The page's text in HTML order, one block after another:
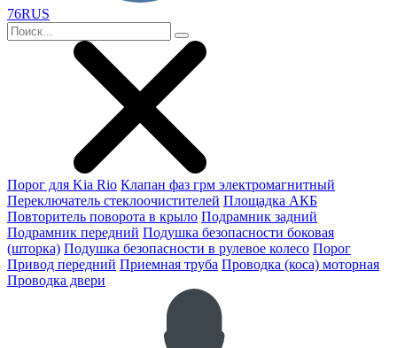
76RUS
Порог для Kia Rio Клапан фаз грм электромагнитный
Переключатель стеклоочистителей Площадка АКБ
Повторитель поворота в крыло Подрамник задний
Подрамник передний Подушка безопасности боковая
(шторка) Подушка безопасности в рулевое колесо Порог
Привод передний Приемная труба Проводка (коса) моторная
Проводка двери